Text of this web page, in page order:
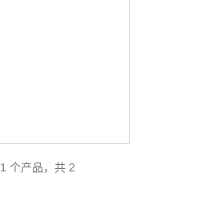
1 个产品，共 2